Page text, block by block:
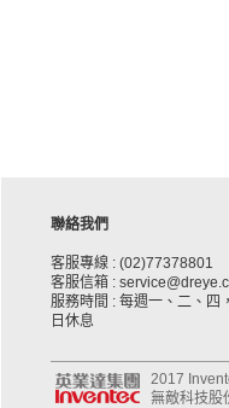
聯絡我們
客服專線 : (02)77378801
客服信箱 :
服務時間 : 每週一、二、
日休息
2017
無敵科技股